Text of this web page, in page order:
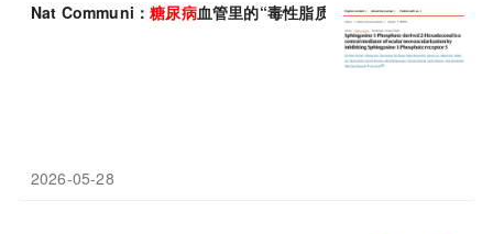
Nat Communi：糖尿病血管里的“毒性脂质”，上海交大仁济医院/
2026-05-28